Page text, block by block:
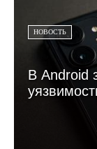
НОВОСТЬ
В Android